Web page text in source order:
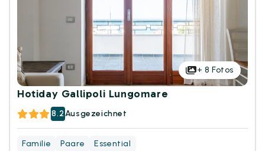
+ 8 Fotos
Hotiday Gallipoli Lungomare
8.2Ausgezeichnet
Familie Paare Essential